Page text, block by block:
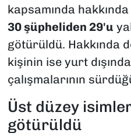
kapsamında
30 şüpheliden 29'u
götürüldü. Hakkında
kişinin ise yurt
çalışmalarının
Üst düzey
götürüldü